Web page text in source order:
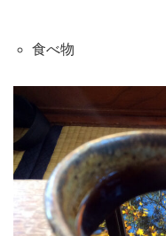
食べ物